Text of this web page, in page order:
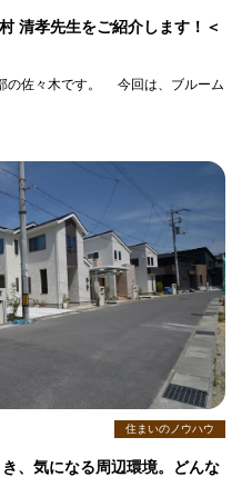
清孝先生をご紹介します！＜
の佐々木です。 今回は、ブルーム
住まいのノウハウ
、気になる周辺環境。どんな